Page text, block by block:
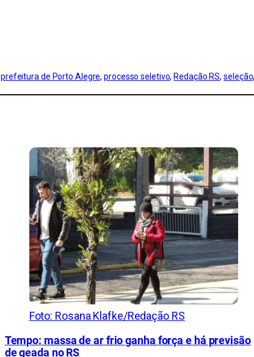
prefeitura de Porto Alegre, processo seletivo, Redação RS, seleção
Foto: Rosana Klafke/Redação RS
Tempo: massa de ar frio ganha força e há previsão
de geada no RS